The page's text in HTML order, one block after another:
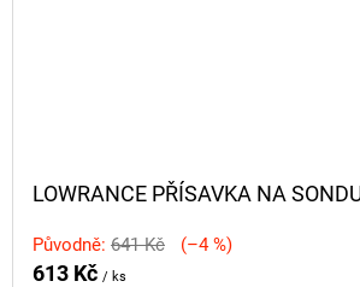
LOWRANCE PŘÍSAVKA NA
Původně: 641 Kč (–4 %)
613 Kč / ks